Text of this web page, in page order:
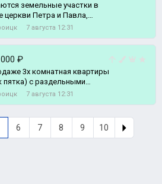
земельные участки в
церкви Петра и Павла,
участок составляет 10
7 августа 12:31
₽
3х комнатная квартиры
пятка) с раздельными
3-комн. квартира
7 августа 12:31
6 7 8 9 10